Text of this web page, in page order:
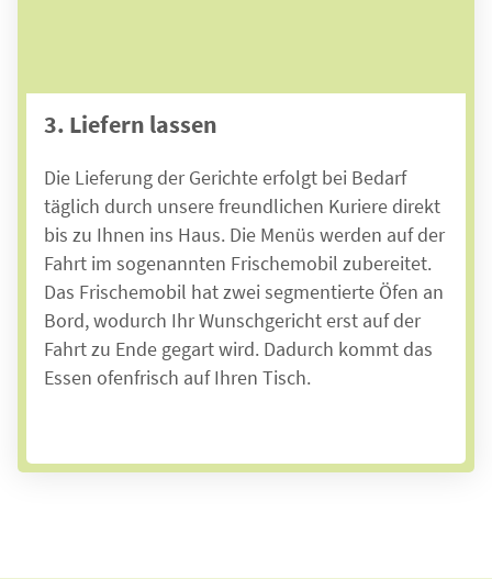
Annehmen
3. Liefern lassen
Die Lieferung der Gerichte erfolgt bei Bedarf
täglich durch unsere freundlichen Kuriere direkt
bis zu Ihnen ins Haus. Die Menüs werden auf der
Fahrt im sogenannten Frischemobil zubereitet.
Das Frischemobil hat zwei segmentierte Öfen an
Bord, wodurch Ihr Wunschgericht erst auf der
Fahrt zu Ende gegart wird. Dadurch kommt das
Essen ofenfrisch auf Ihren Tisch.